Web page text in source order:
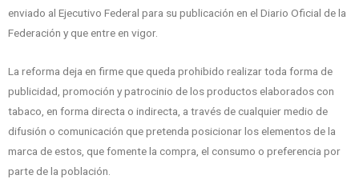
enviado al Ejecutivo Federal para su publicación en el Diario Oficial de la
Federación y que entre en vigor.
La reforma deja en firme que queda prohibido realizar toda forma de
publicidad, promoción y patrocinio de los productos elaborados con
tabaco, en forma directa o indirecta, a través de cualquier medio de
difusión o comunicación que pretenda posicionar los elementos de la
marca de estos, que fomente la compra, el consumo o preferencia por
parte de la población.